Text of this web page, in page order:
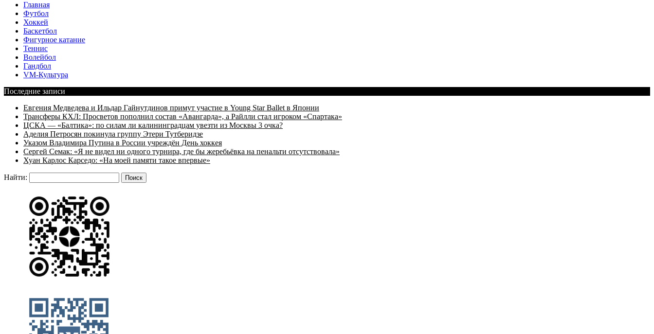
Главная
Футбол
Хоккей
Баскетбол
Фигурное катание
Теннис
Волейбол
Гандбол
VM-Культура
Последние записи
Евгения Медведева и Ильдар Гайнутдинов примут участие в Young Star Ballet в Японии
Трансферы КХЛ: Просветов пополнил состав «Авангарда», а Райлли стал игроком «Спартака»
ЦСКА — «Балтика»: по силам ли калининградцам увезти из Москвы 3 очка?
Аделия Петросян покинула группу Этери Тутберидзе
Указом Владимира Путина в России учреждён День хоккея
Сергей Семак: «Я не видел ни одного турнира, где бы жеребьёвка на пенальти отсутствовала»
Хуан Карлос Карседо: «На моей памяти такое впервые»
Найти: